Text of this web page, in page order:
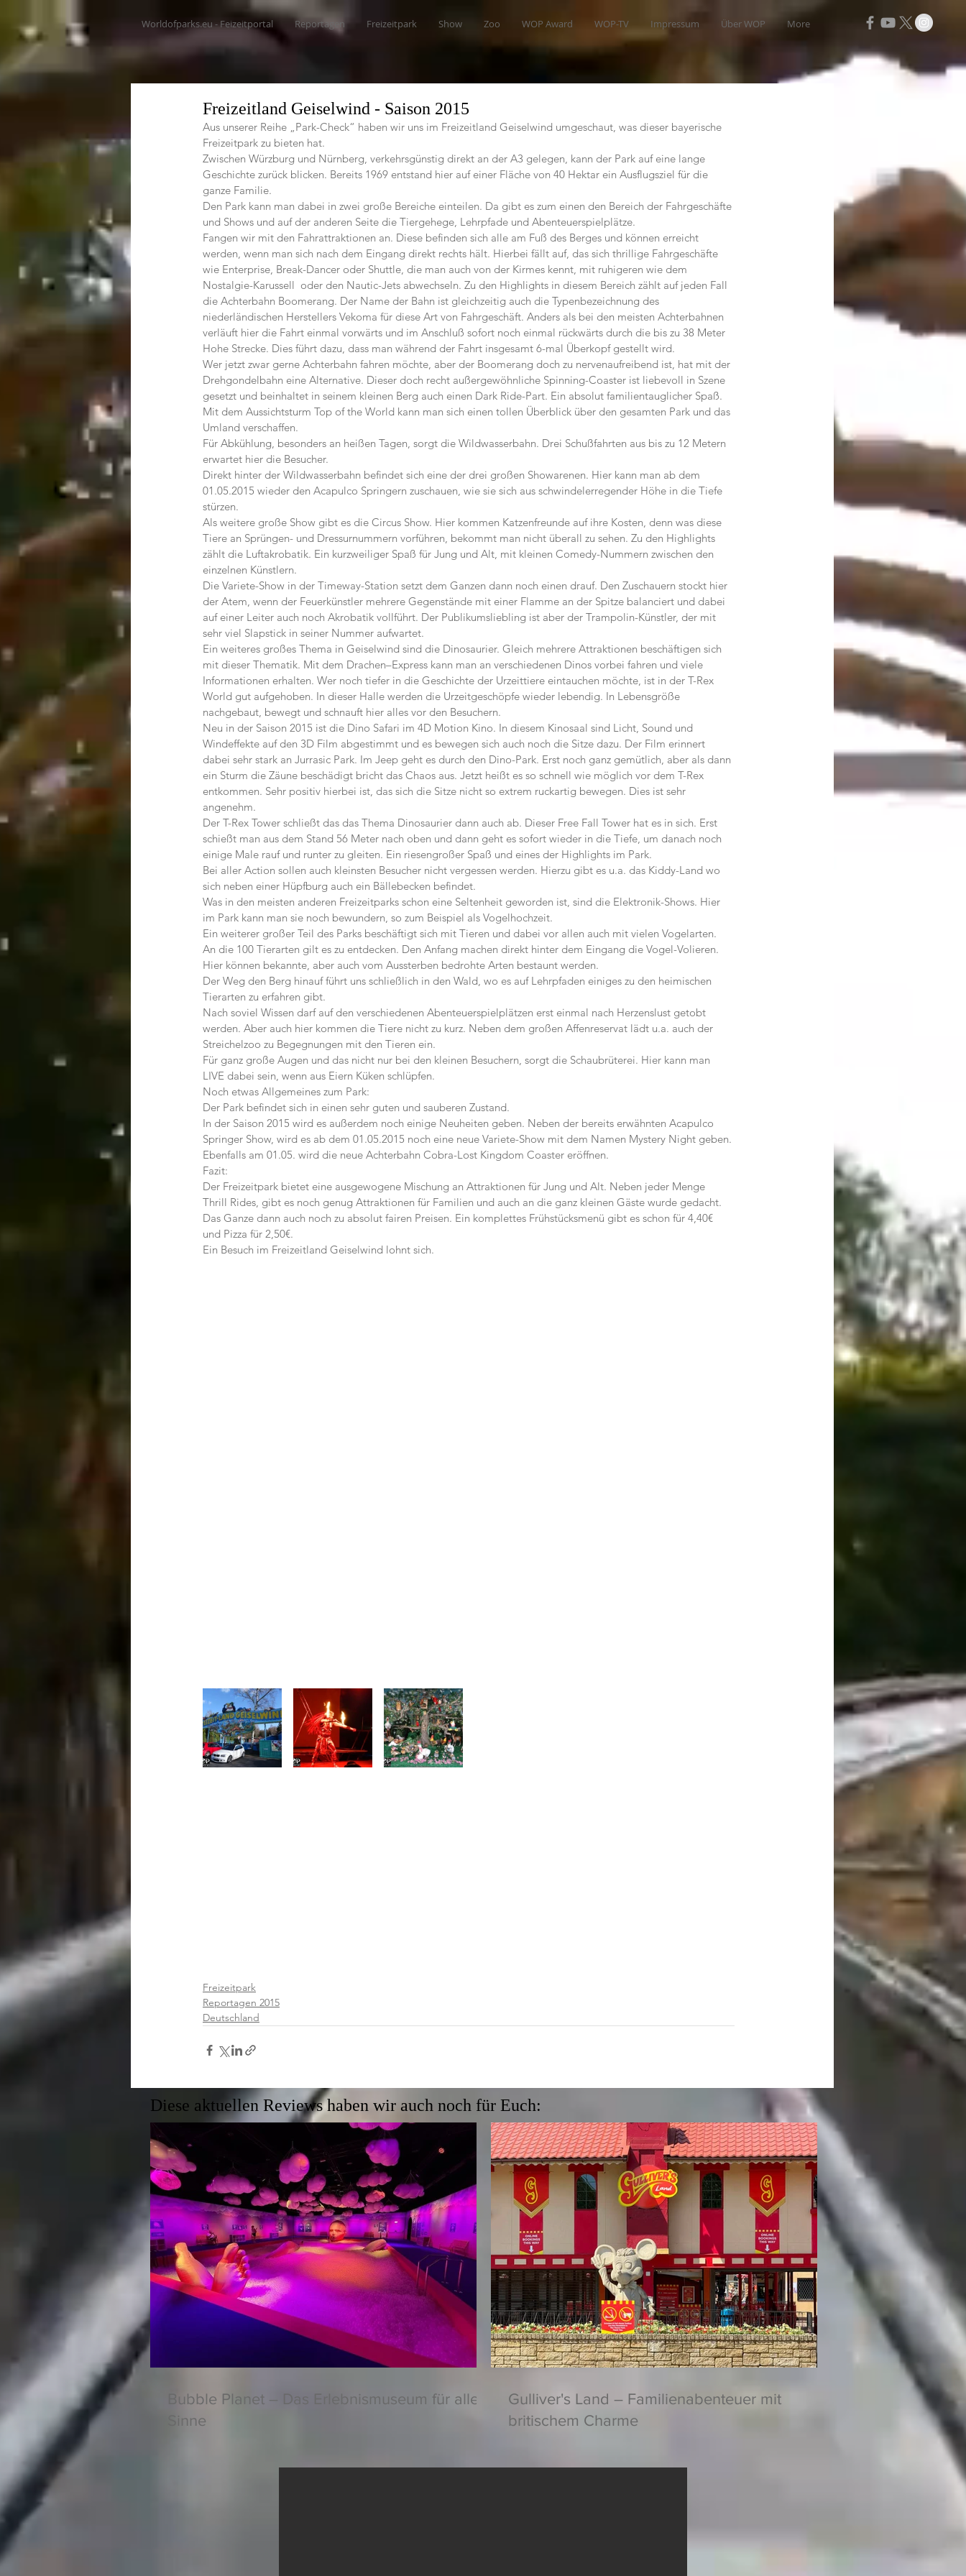
Worldofparks.eu - Feizeitportal Reportagen Freizeitpark Show Zoo WOP Award WOP-TV Impressum Über WOP More
Freizeitland Geiselwind - Saison 2015
Aus unserer Reihe „Park-Check“ haben wir uns im Freizeitland Geiselwind umgeschaut, was dieser bayerische
Freizeitpark zu bieten hat.
Zwischen Würzburg und Nürnberg, verkehrsgünstig direkt an der A3 gelegen, kann der Park auf eine lange
Geschichte zurück blicken. Bereits 1969 entstand hier auf einer Fläche von 40 Hektar ein Ausflugsziel für die
ganze Familie.
Den Park kann man dabei in zwei große Bereiche einteilen. Da gibt es zum einen den Bereich der Fahrgeschäfte
und Shows und auf der anderen Seite die Tiergehege, Lehrpfade und Abenteuerspielplätze.
Fangen wir mit den Fahrattraktionen an. Diese befinden sich alle am Fuß des Berges und können erreicht
werden, wenn man sich nach dem Eingang direkt rechts hält. Hierbei fällt auf, das sich thrillige Fahrgeschäfte
wie Enterprise, Break-Dancer oder Shuttle, die man auch von der Kirmes kennt, mit ruhigeren wie dem
Nostalgie-Karussell  oder den Nautic-Jets abwechseln. Zu den Highlights in diesem Bereich zählt auf jeden Fall
die Achterbahn Boomerang. Der Name der Bahn ist gleichzeitig auch die Typenbezeichnung des
niederländischen Herstellers Vekoma für diese Art von Fahrgeschäft. Anders als bei den meisten Achterbahnen
verläuft hier die Fahrt einmal vorwärts und im Anschluß sofort noch einmal rückwärts durch die bis zu 38 Meter
Hohe Strecke. Dies führt dazu, dass man während der Fahrt insgesamt 6-mal Überkopf gestellt wird.
Wer jetzt zwar gerne Achterbahn fahren möchte, aber der Boomerang doch zu nervenaufreibend ist, hat mit der
Drehgondelbahn eine Alternative. Dieser doch recht außergewöhnliche Spinning-Coaster ist liebevoll in Szene
gesetzt und beinhaltet in seinem kleinen Berg auch einen Dark Ride-Part. Ein absolut familientauglicher Spaß.
Mit dem Aussichtsturm Top of the World kann man sich einen tollen Überblick über den gesamten Park und das
Umland verschaffen.
Für Abkühlung, besonders an heißen Tagen, sorgt die Wildwasserbahn. Drei Schußfahrten aus bis zu 12 Metern
erwartet hier die Besucher.
Direkt hinter der Wildwasserbahn befindet sich eine der drei großen Showarenen. Hier kann man ab dem
01.05.2015 wieder den Acapulco Springern zuschauen, wie sie sich aus schwindelerregender Höhe in die Tiefe
stürzen.
Als weitere große Show gibt es die Circus Show. Hier kommen Katzenfreunde auf ihre Kosten, denn was diese
Tiere an Sprüngen- und Dressurnummern vorführen, bekommt man nicht überall zu sehen. Zu den Highlights
zählt die Luftakrobatik. Ein kurzweiliger Spaß für Jung und Alt, mit kleinen Comedy-Nummern zwischen den
einzelnen Künstlern.
Die Variete-Show in der Timeway-Station setzt dem Ganzen dann noch einen drauf. Den Zuschauern stockt hier
der Atem, wenn der Feuerkünstler mehrere Gegenstände mit einer Flamme an der Spitze balanciert und dabei
auf einer Leiter auch noch Akrobatik vollführt. Der Publikumsliebling ist aber der Trampolin-Künstler, der mit
sehr viel Slapstick in seiner Nummer aufwartet.
Ein weiteres großes Thema in Geiselwind sind die Dinosaurier. Gleich mehrere Attraktionen beschäftigen sich
mit dieser Thematik. Mit dem Drachen–Express kann man an verschiedenen Dinos vorbei fahren und viele
Informationen erhalten. Wer noch tiefer in die Geschichte der Urzeittiere eintauchen möchte, ist in der T-Rex
World gut aufgehoben. In dieser Halle werden die Urzeitgeschöpfe wieder lebendig. In Lebensgröße
nachgebaut, bewegt und schnauft hier alles vor den Besuchern.
Neu in der Saison 2015 ist die Dino Safari im 4D Motion Kino. In diesem Kinosaal sind Licht, Sound und
Windeffekte auf den 3D Film abgestimmt und es bewegen sich auch noch die Sitze dazu. Der Film erinnert
dabei sehr stark an Jurrasic Park. Im Jeep geht es durch den Dino-Park. Erst noch ganz gemütlich, aber als dann
ein Sturm die Zäune beschädigt bricht das Chaos aus. Jetzt heißt es so schnell wie möglich vor dem T-Rex
entkommen. Sehr positiv hierbei ist, das sich die Sitze nicht so extrem ruckartig bewegen. Dies ist sehr
angenehm.
Der T-Rex Tower schließt das das Thema Dinosaurier dann auch ab. Dieser Free Fall Tower hat es in sich. Erst
schießt man aus dem Stand 56 Meter nach oben und dann geht es sofort wieder in die Tiefe, um danach noch
einige Male rauf und runter zu gleiten. Ein riesengroßer Spaß und eines der Highlights im Park.
Bei aller Action sollen auch kleinsten Besucher nicht vergessen werden. Hierzu gibt es u.a. das Kiddy-Land wo
sich neben einer Hüpfburg auch ein Bällebecken befindet.
Was in den meisten anderen Freizeitparks schon eine Seltenheit geworden ist, sind die Elektronik-Shows. Hier
im Park kann man sie noch bewundern, so zum Beispiel als Vogelhochzeit.
Ein weiterer großer Teil des Parks beschäftigt sich mit Tieren und dabei vor allen auch mit vielen Vogelarten.
An die 100 Tierarten gilt es zu entdecken. Den Anfang machen direkt hinter dem Eingang die Vogel-Volieren.
Hier können bekannte, aber auch vom Aussterben bedrohte Arten bestaunt werden.
Der Weg den Berg hinauf führt uns schließlich in den Wald, wo es auf Lehrpfaden einiges zu den heimischen
Tierarten zu erfahren gibt.
Nach soviel Wissen darf auf den verschiedenen Abenteuerspielplätzen erst einmal nach Herzenslust getobt
werden. Aber auch hier kommen die Tiere nicht zu kurz. Neben dem großen Affenreservat lädt u.a. auch der
Streichelzoo zu Begegnungen mit den Tieren ein.
Für ganz große Augen und das nicht nur bei den kleinen Besuchern, sorgt die Schaubrüterei. Hier kann man
LIVE dabei sein, wenn aus Eiern Küken schlüpfen.
Noch etwas Allgemeines zum Park:
Der Park befindet sich in einen sehr guten und sauberen Zustand.
In der Saison 2015 wird es außerdem noch einige Neuheiten geben. Neben der bereits erwähnten Acapulco
Springer Show, wird es ab dem 01.05.2015 noch eine neue Variete-Show mit dem Namen Mystery Night geben.
Ebenfalls am 01.05. wird die neue Achterbahn Cobra-Lost Kingdom Coaster eröffnen.
Fazit:
Der Freizeitpark bietet eine ausgewogene Mischung an Attraktionen für Jung und Alt. Neben jeder Menge
Thrill Rides, gibt es noch genug Attraktionen für Familien und auch an die ganz kleinen Gäste wurde gedacht.
Das Ganze dann auch noch zu absolut fairen Preisen. Ein komplettes Frühstücksmenü gibt es schon für 4,40€
und Pizza für 2,50€.
Ein Besuch im Freizeitland Geiselwind lohnt sich.
Freizeitpark
Reportagen 2015
Deutschland
Diese aktuellen Reviews haben wir auch noch für Euch:
Bubble Planet – Das Erlebnismuseum für alle
Sinne
Gulliver's Land – Familienabenteuer mit
britischem Charme